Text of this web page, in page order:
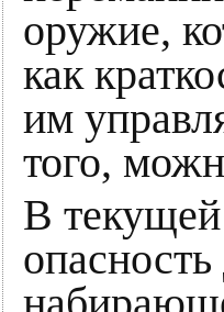
оружие,
как
им
того,
В текущей